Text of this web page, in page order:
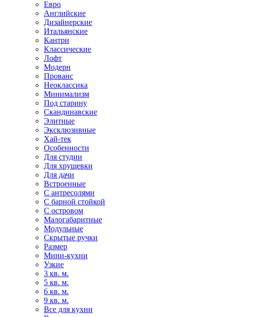
Евро
Английские
Дизайнерские
Итальянские
Кантри
Классические
Лофт
Модерн
Прованс
Неоклассика
Минимализм
Под старину
Скандинавские
Элитные
Эксклюзивные
Хай-тек
Особенности
Для студии
Для хрущевки
Для дачи
Встроенные
С антресолями
С барной стойкой
С островом
Малогабаритные
Модульные
Скрытые ручки
Размер
Мини-кухни
Узкие
3 кв. м.
5 кв. м.
6 кв. м.
9 кв. м.
Все для кухни